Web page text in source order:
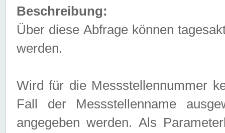
Beschreibung:
Über diese Abfrage können
werden.
Wird für die Messstellennummer
Fall der Messstellenname
angegeben werden. Als